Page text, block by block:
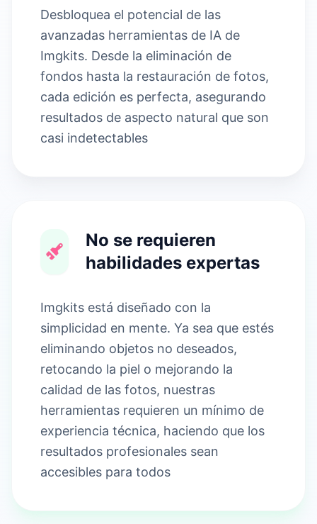
Desbloquea el potencial de las
avanzadas herramientas de IA de
Imgkits. Desde la eliminación de
fondos hasta la restauración de fotos,
cada edición es perfecta, asegurando
resultados de aspecto natural que son
casi indetectables
No se requieren
habilidades expertas
Imgkits está diseñado con la
simplicidad en mente. Ya sea que estés
eliminando objetos no deseados,
retocando la piel o mejorando la
calidad de las fotos, nuestras
herramientas requieren un mínimo de
experiencia técnica, haciendo que los
resultados profesionales sean
accesibles para todos